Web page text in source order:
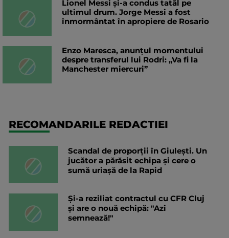
Lionel Messi și-a condus tatăl pe
ultimul drum. Jorge Messi a fost
înmormântat în apropiere de Rosario
Enzo Maresca, anunțul momentului
despre transferul lui Rodri: „Va fi la
Manchester miercuri”
RECOMANDARILE REDACTIEI
Scandal de proporții în Giulești. Un
jucător a părăsit echipa și cere o
sumă uriașă de la Rapid
Și-a reziliat contractul cu CFR Cluj
și are o nouă echipă: "Azi
semnează!"